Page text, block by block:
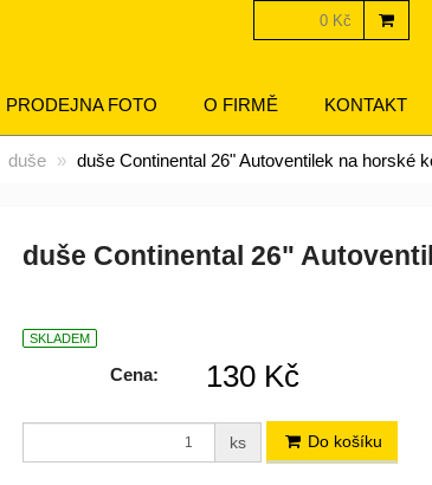
0 Kč
PRODEJNA FOTO O FIRMĚ KONTAKT
duše duše Continental 26" Autoventilek na horské
duše Continental 26"
SKLADEM
Cena: 130 Kč
ks Do košíku